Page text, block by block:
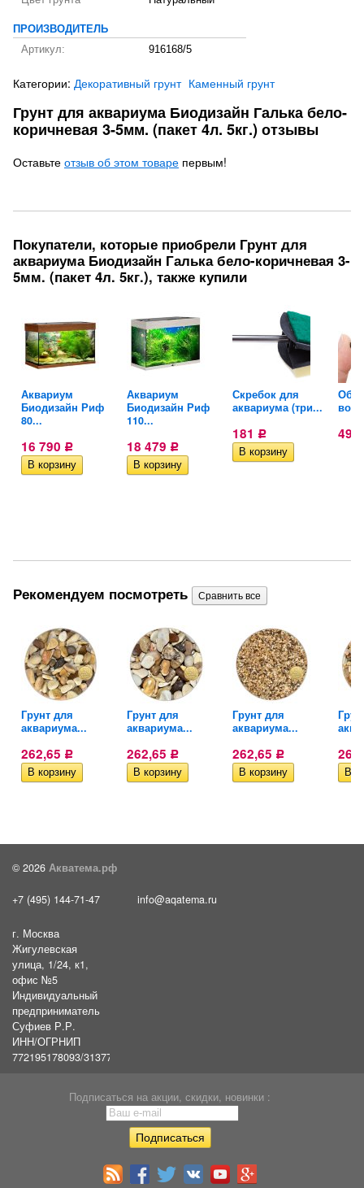
ПРОИЗВОДИТЕЛЬ
Артикул:
916168/5
Категории: Декоративный грунт Каменный грунт
Грунт для аквариума Биодизайн Галька бело-
коричневая 3-5мм. (пакет 4л. 5кг.) отзывы
Оставьте отзыв об этом товаре первым!
Покупатели, которые приобрели Грунт для
аквариума Биодизайн Галька бело-коричневая 3-
5мм. (пакет 4л. 5кг.), также купили
Аквариум
Биодизайн Риф
80...
16 790 Р
Аквариум
Биодизайн Риф
110...
18 479 Р
Скребок для
аквариума (три...
181 Р 49
Рекомендуем посмотреть
Грунт для
аквариума...
262,65 Р
Грунт для
аквариума...
262,65 Р
Грунт для
аквариума...
262,65 Р
© 2026 Акватема.рф
+7 (495) 144-71-47 info@aqatema.ru
г. Москва
Жигулевская
улица, 1/24, к1,
офис №5
Индивидуальный
предприниматель
Суфиев Р.Р.
ИНН/ОГРНИП
772195178093/31377461610054
Подписаться на акции, скидки, новинки :